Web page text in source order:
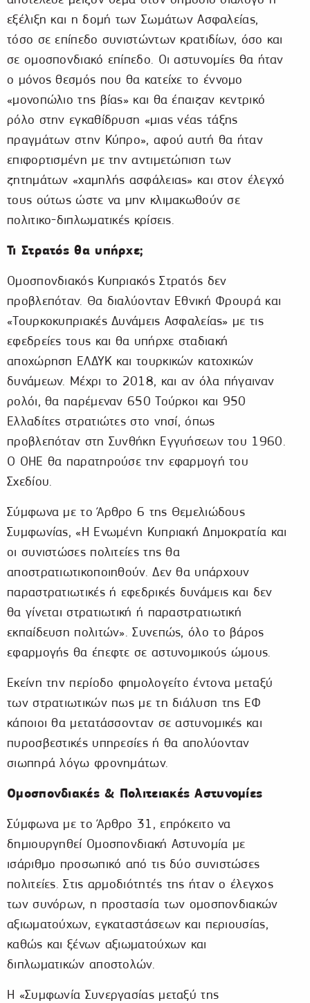
εξέλιξη και η δομή των Σωμάτων Ασφαλείας,
τόσο σε επίπεδο συνιστώντων κρατιδίων, όσο και
σε ομοσπονδιακό επίπεδο. Οι αστυνομίες θα ήταν
ο μόνος θεσμός που θα κατείχε το έννομο
«μονοπώλιο της βίας» και θα έπαιζαν κεντρικό
ρόλο στην εγκαθίδρυση «μιας νέας τάξης
πραγμάτων στην Κύπρο», αφού αυτή θα ήταν
επιφορτισμένη με την αντιμετώπιση των
ζητημάτων «χαμηλής ασφάλειας» και στον έλεγχό
τους ούτως ώστε να μην κλιμακωθούν σε
πολιτικο-διπλωματικές κρίσεις.
Τι Στρατός θα υπήρχε;
Ομοσπονδιακός Κυπριακός Στρατός δεν
προβλεπόταν. Θα διαλύονταν Εθνική Φρουρά και
«Τουρκοκυπριακές Δυνάμεις Ασφαλείας» με τις
εφεδρείες τους και θα υπήρχε σταδιακή
αποχώρηση ΕΛΔΥΚ και τουρκικών κατοχικών
δυνάμεων. Μέχρι το 2018, και αν όλα πήγαιναν
ρολόι, θα παρέμεναν 650 Τούρκοι και 950
Ελλαδίτες στρατιώτες στο νησί, όπως
προβλεπόταν στη Συνθήκη Εγγυήσεων του 1960.
Ο ΟΗΕ θα παρατηρούσε την εφαρμογή του
Σχεδίου.
Σύμφωνα με το Άρθρο 6 της Θεμελιώδους
Συμφωνίας, «Η Ενωμένη Κυπριακή Δημοκρατία και
οι συνιστώσες πολιτείες της θα
αποστρατιωτικοποιηθούν. Δεν θα υπάρχουν
παραστρατιωτικές ή εφεδρικές δυνάμεις και δεν
θα γίνεται στρατιωτική ή παραστρατιωτική
εκπαίδευση πολιτών». Συνεπώς, όλο το βάρος
εφαρμογής θα έπεφτε σε αστυνομικούς ώμους.
Εκείνη την περίοδο φημολογείτο έντονα μεταξύ
των στρατιωτικών πως με τη διάλυση της ΕΦ
κάποιοι θα μετατάσσονταν σε αστυνομικές και
πυροσβεστικές υπηρεσίες ή θα απολύονταν
σιωπηρά λόγω φρονημάτων.
Ομοσπονδιακές & Πολιτειακές Αστυνομίες
Σύμφωνα με το Άρθρο 31, επρόκειτο να
δημιουργηθεί Ομοσπονδιακή Αστυνομία με
ισάριθμο προσωπικό από τις δύο συνιστώσες
πολιτείες. Στις αρμοδιότητές της ήταν ο έλεγχος
των συνόρων, η προστασία των ομοσπονδιακών
αξιωματούχων, εγκαταστάσεων και περιουσίας,
καθώς και ξένων αξιωματούχων και
διπλωματικών αποστολών.
Η «Συμφωνία Συνεργασίας μεταξύ της